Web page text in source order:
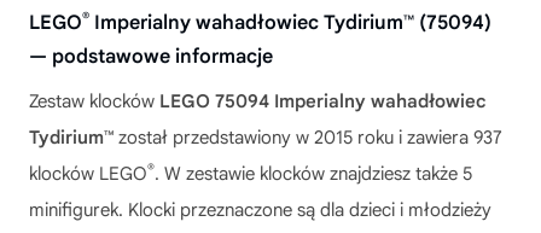
LEGO® Imperialny wahadłowiec Tydirium™ (75094)
— podstawowe informacje
Zestaw klocków LEGO 75094 Imperialny wahadłowiec
Tydirium™ został przedstawiony w 2015 roku i zawiera 937
klocków LEGO®. W zestawie klocków znajdziesz także 5
minifigurek. Klocki przeznaczone są dla dzieci i młodzieży